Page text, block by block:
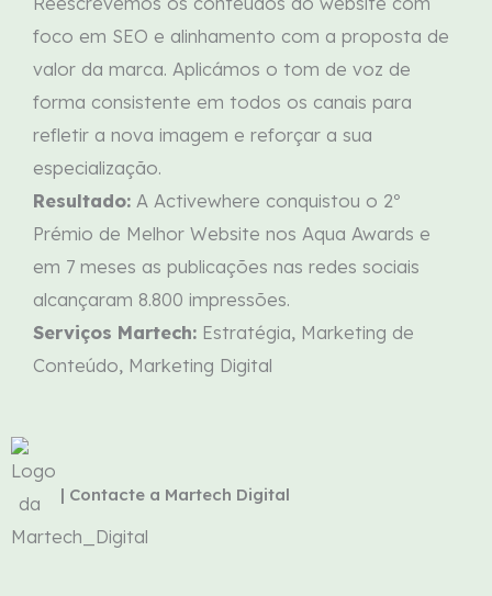
foco em SEO e alinhamento com a proposta de
valor da marca. Aplicámos o tom de voz de
forma consistente em todos os canais para
refletir a nova imagem e reforçar a sua
especialização.
Resultado: A Activewhere conquistou o 2º
Prémio de Melhor Website nos Aqua Awards e
em 7 meses as publicações nas redes sociais
alcançaram 8.800 impressões.
Serviços Martech: Estratégia, Marketing de
Conteúdo, Marketing Digital
| Contacte a Martech Digital